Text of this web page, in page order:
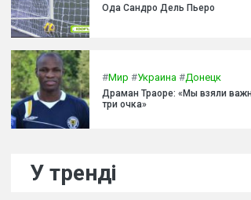
Ода Сандро Дель Пьеро
#Мир #Украина #Донецк
Драман Траоре: «Мы взяли
три очка»
У тренді